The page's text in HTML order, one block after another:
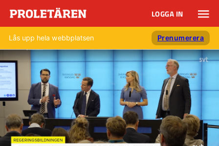
LOGGA IN
Lås upp hela webbplatsen Prenumerera